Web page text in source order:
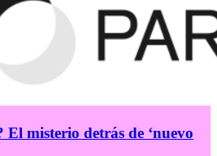
El misterio detrás de ‘nuevo